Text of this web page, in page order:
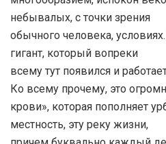
небывалых, с точки зрения
обычного человека,
гигант, который вопреки
всему тут появился и
Ко всему прочему, это
крови», которая пополняет
местность, эту реку жизни,